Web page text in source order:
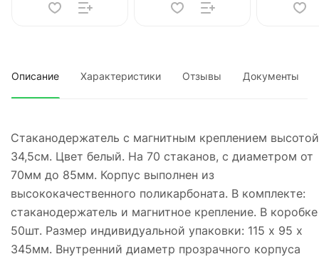
Описание Характеристики Отзывы Документы
Стаканодержатель с магнитным креплением высотой
34,5см. Цвет белый. На 70 стаканов, с диаметром от
70мм до 85мм. Корпус выполнен из
высококачественного поликарбоната. В комплекте:
стаканодержатель и магнитное крепление. В коробке
50шт. Размер индивидуальной упаковки: 115 х 95 х
345мм. Внутренний диаметр прозрачного корпуса